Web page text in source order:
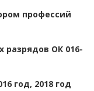
профессий
ОК 016-
год, 2018 год